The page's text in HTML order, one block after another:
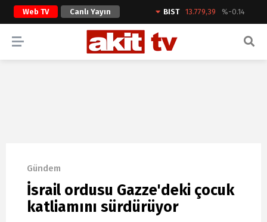
Web TV Canlı Yayın BIST 13.779,39 %-0.14
ARAMA YAP
Gündem
İsrail ordusu Gazze'deki çocuk
katliamını sürdürüyor